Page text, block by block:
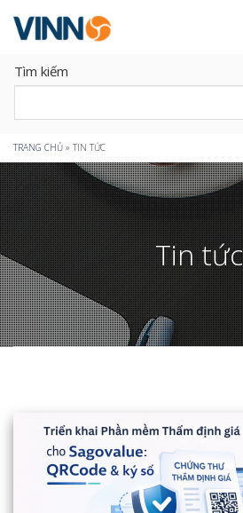
Tìm kiếm
Bạn
đang
ở
đây
TRANG CHỦ » TIN TỨC
Tin tức